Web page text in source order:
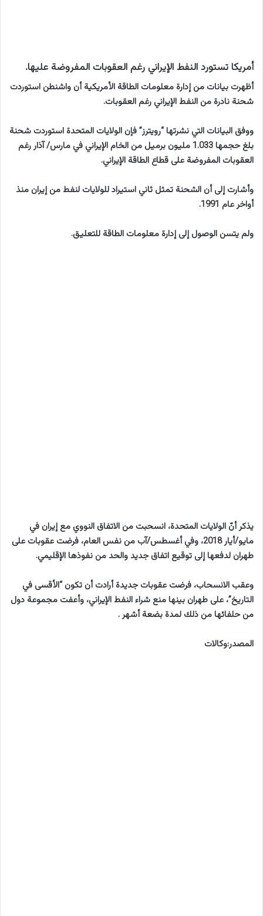
أمريكا تستورد النفط الإيراني رغم العقوبات المفروضة عليها.
أظهرت بيانات من إدارة معلومات الطاقة الأمريكية أن واشنطن استوردت
شحنة نادرة من النفط الإيراني رغم العقوبات.
ووفق البيانات التي نشرتها “رويترز” فإن الولايات المتحدة استوردت شحنة
بلغ حجمها 1.033 مليون برميل من الخام الإيراني في مارس/ آذار رغم
العقوبات المفروضة على قطاع الطاقة الإيراني.
وأشارت إلى أن الشحنة تمثل ثاني استيراد للولايات لنفط من إيران منذ
أواخر عام 1991.
ولم يتسن الوصول إلى إدارة معلومات الطاقة للتعليق.
يذكر أنّ الولايات المتحدة، انسحبت من الاتفاق النووي مع إيران في
مايو/أيار 2018، وفي أغسطس/آب من نفس العام، فرضت عقوبات على
طهران لدفعها إلى توقيع اتفاق جديد والحد من نفوذها الإقليمي.
وعقب الانسحاب، فرضت عقوبات جديدة أرادت أن تكون “الأقسى في
التاريخ”، على طهران بينها منع شراء النفط الإيراني، وأعفت مجموعة دول
من حلفائها من ذلك لمدة بضعة أشهر .
المصدر:وكالات